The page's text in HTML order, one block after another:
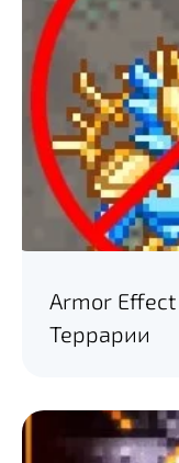
Armor Effect
Террарии